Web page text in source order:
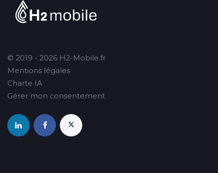
© 2019 - 2026 H2-Mobile.fr
Mentions légales
Charte IA
Gérer mon consentement